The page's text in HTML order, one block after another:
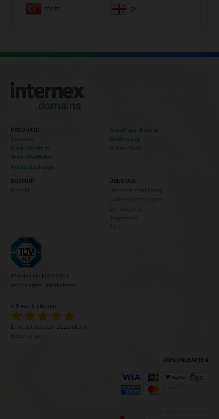
.bbs.tr
.ge
PRODUKTE
Domains
Email-Postfach
Team-Postfächer
Hosted Exchange
WordPress Website
Webhosting
Online-Shop
SUPPORT
ÜBER UNS
Wir sind ein ISO 27001
zertifiziertes Unternehmen.
4.9 von 5 Sternen
Ermittelt aus über 2922 eKomi-
Bewertungen
ZAHLUNGSARTEN